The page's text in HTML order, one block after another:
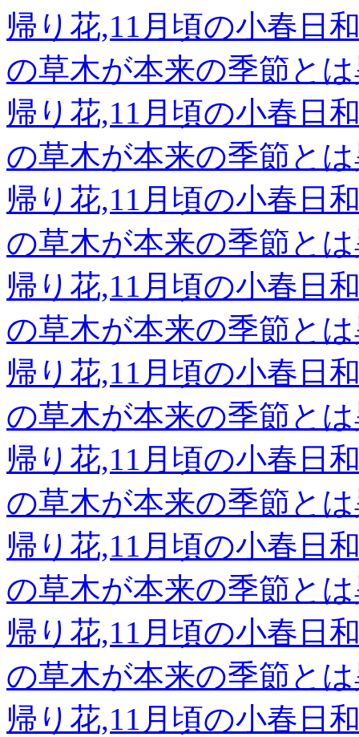
帰り花,11月頃の小春日
の草木が本来の季節と
帰り花,11月頃の小春日
の草木が本来の季節と
帰り花,11月頃の小春日
の草木が本来の季節と
帰り花,11月頃の小春日
の草木が本来の季節と
帰り花,11月頃の小春日
の草木が本来の季節と
帰り花,11月頃の小春日
の草木が本来の季節と
帰り花,11月頃の小春日
の草木が本来の季節と
帰り花,11月頃の小春日
の草木が本来の季節と
帰り花,11月頃の小春日